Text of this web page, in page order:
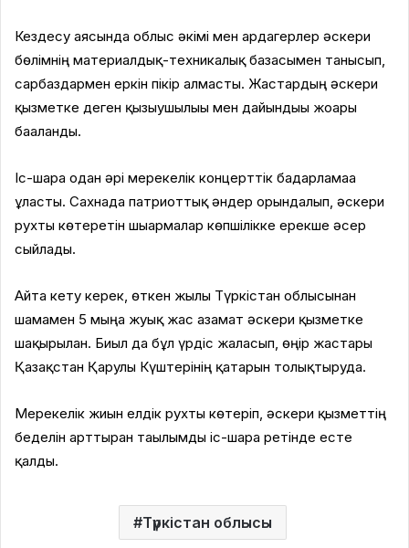
Кездесу аясында облыс әкімі мен ардагерлер әскери
бөлімнің материалдық-техникалық базасымен танысып,
сарбаздармен еркін пікір алмасты. Жастардың әскери
қызметке деген қызығушылығы мен дайындығы жоғары
бағаланды.
Іс-шара одан әрі мерекелік концерттік бағдарламаға
ұласты. Сахнада патриоттық әндер орындалып, әскери
рухты көтеретін шығармалар көпшілікке ерекше әсер
сыйлады.
Айта кету керек, өткен жылы Түркістан облысынан
шамамен 5 мыңға жуық жас азамат әскери қызметке
шақырылған. Биыл да бұл үрдіс жалғасып, өңір жастары
Қазақстан Қарулы Күштерінің қатарын толықтыруда.
Мерекелік жиын елдік рухты көтеріп, әскери қызметтің
беделін арттырған тағылымды іс-шара ретінде есте
қалды.
Түркістан облысы